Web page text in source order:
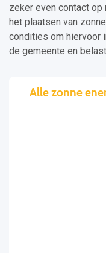
zeker even contact
het plaatsen van
condities om hiervoor
de gemeente en
Alle zonne